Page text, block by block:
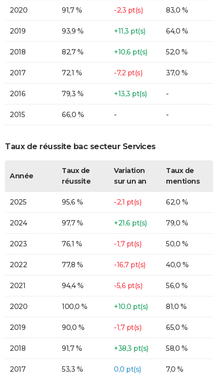
2020 91,7 % -2,3 pt(s) 83,0 %
2019 93,9 % +11,3 pt(s) 64,0 %
2018 82,7 % +10,6 pt(s) 52,0 %
2017 72,1 % -7,2 pt(s) 37,0 %
2016 79,3 % +13,3 pt(s) -
2015 66,0 % - -
Taux de réussite bac secteur Services
Année
Taux de
réussite
Variation
sur un an
Taux de
mentions
2025 95,6 % -2,1 pt(s) 62,0 %
2024 97,7 % +21,6 pt(s) 79,0 %
2023 76,1 % -1,7 pt(s) 50,0 %
2022 77,8 % -16,7 pt(s) 40,0 %
2021 94,4 % -5,6 pt(s) 56,0 %
2020 100,0 % +10,0 pt(s) 81,0 %
2019 90,0 % -1,7 pt(s) 65,0 %
2018 91,7 % +38,3 pt(s) 58,0 %
2017 53,3 % 0,0 pt(s) 7,0 %